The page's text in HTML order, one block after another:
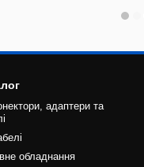
адаптери та
обладнання